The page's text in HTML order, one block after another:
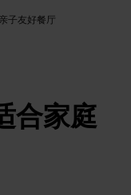
亲子友好餐厅
合家庭